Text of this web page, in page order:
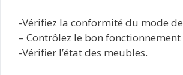
-Vérifiez la conformité du mode
– Contrôlez le bon
-Vérifier l’état des meubles.